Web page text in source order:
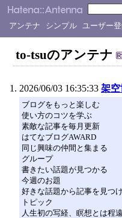
アンテナ シンプル ユーザー
to-tsuのアンテナ
2026/06/03 16:35:33 架
ブログをもっと楽しむ
使い方のコツを学ぶ
素敵な記事を毎月更新
はてなブログAWARD
同じ興味の仲間と集まる
グループ
書きたい話題が見つかる
今週のお題
好きな話題から記事を見つ
トピック
人生初の写経、瞑想とは程